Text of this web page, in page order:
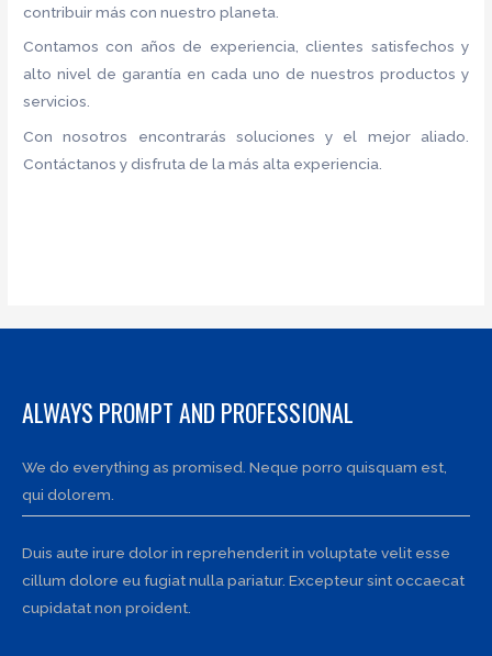
contribuir más con nuestro planeta.
Contamos con años de experiencia, clientes satisfechos y
alto nivel de garantía en cada uno de nuestros productos y
servicios.
Con nosotros encontrarás soluciones y el mejor aliado.
Contáctanos y disfruta de la más alta experiencia.
ALWAYS PROMPT AND PROFESSIONAL
We do everything as promised. Neque porro quisquam est,
qui dolorem.
Duis aute irure dolor in reprehenderit in voluptate velit esse
cillum dolore eu fugiat nulla pariatur. Excepteur sint occaecat
cupidatat non proident.